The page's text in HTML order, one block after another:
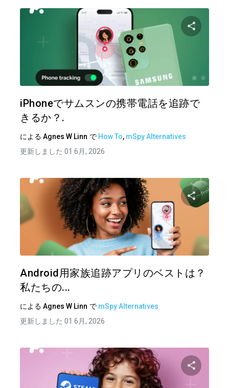
iPhoneでサムスンの携帯電話を追跡で
きるか？.
による Agnes W Linn で How To, mSpy Alternatives
更新しました 01 6月, 2026
Android用家族追跡アプリのベストは？
私たちの...
による Agnes W Linn で mSpy Alternatives
更新しました 01 6月, 2026